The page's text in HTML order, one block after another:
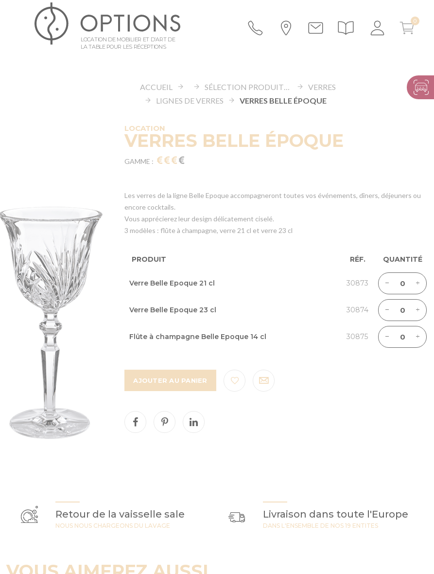
LOCATION DE MOBILIER ET D’ART DE
LA TABLE POUR LES RÉCEPTIONS
ACCUEIL SÉLECTION PRODUITS À PRIX TOUT DOUX
VERRES
LIGNES DE VERRES
VERRES BELLE ÉPOQUE
LOCATION
VERRES BELLE ÉPOQUE
GAMME :
Les verres de la ligne Belle Epoque accompagneront toutes vos événements, dîners, déjeuners ou
encore cocktails.
Vous apprécierez leur design délicatement ciselé.
3 modèles : flûte à champagne, verre 21 cl et verre 23 cl
du
groupé
PRODUIT RÉF. QUANTITÉ
Verre Belle Epoque 21 cl 30873
Verre Belle Epoque 23 cl 30874
Flûte à champagne Belle Epoque 14 cl 30875
AJOUTER AU PANIER
Retour de la vaisselle sale
NOUS NOUS CHARGEONS DU LAVAGE
Livraison dans toute l'Europe
DANS L'ENSEMBLE DE NOS 19 ENTITES